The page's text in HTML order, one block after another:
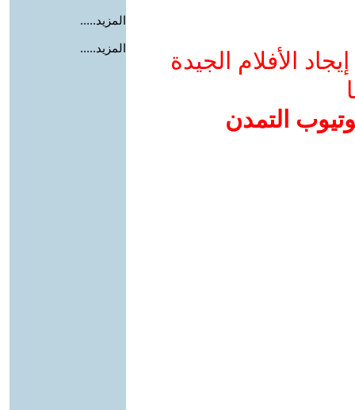
الأفلام الجيدة
التمدن
المزيد.....
المزيد.....